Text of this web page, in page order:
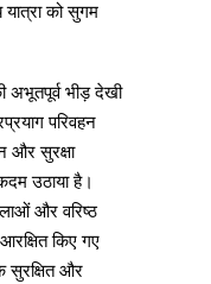
को सुगम
अभूतपूर्व भीड़ देखी
परिवहन
और सुरक्षा
उठाया है।
और वरिष्ठ
किए गए
सुरक्षित और